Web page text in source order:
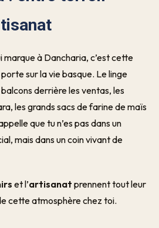
marque à Dancharia, c’est cette
sur la vie basque. Le linge
derrière les ventas, les
les grands sacs de farine de maïs
que tu n’es pas dans un
mais dans un coin vivant de
et l’artisanat prennent tout leur
cette atmosphère chez toi.